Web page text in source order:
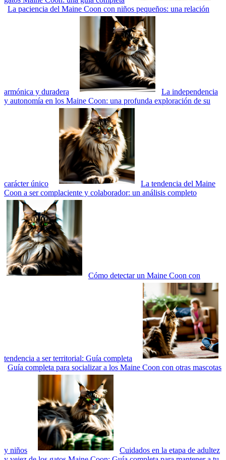
La paciencia del Maine Coon con niños pequeños: una relación
armónica y duradera
La independencia
y autonomía en los Maine Coon: una profunda exploración de su
carácter único
La tendencia del Maine
Coon a ser complaciente y colaborador: un análisis completo
Cómo detectar un Maine Coon con
tendencia a ser territorial: Guía completa
Guía completa para socializar a los Maine Coon con otras mascotas
y niños
Cuidados en la etapa de adultez